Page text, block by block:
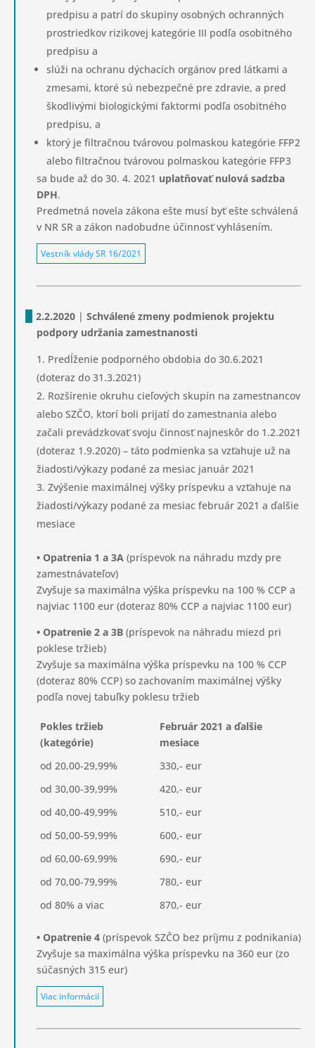
predpisu a patrí do skupiny osobných ochranných
prostriedkov rizikovej kategórie III podľa osobitného
predpisu a
slúži na ochranu dýchacích orgánov pred látkami a
zmesami, ktoré sú nebezpečné pre zdravie, a pred
škodlivými biologickými faktormi podľa osobitného
predpisu, a
ktorý je filtračnou tvárovou polmaskou kategórie FFP2
alebo filtračnou tvárovou polmaskou kategórie FFP3
sa bude až do 30. 4. 2021 uplatňovať nulová sadzba
DPH.
Predmetná novela zákona ešte musí byť ešte schválená
v NR SR a zákon nadobudne účinnosť vyhlásením.
Vestník vlády SR 16/2021
2.2.2020 | Schválené zmeny podmienok projektu
podpory udržania zamestnanosti
Predĺženie podporného obdobia do 30.6.2021
(doteraz do 31.3.2021)
Rozšírenie okruhu cieľových skupín na zamestnancov
alebo SZČO, ktorí boli prijatí do zamestnania alebo
začali prevádzkovať svoju činnosť najneskôr do 1.2.2021
(doteraz 1.9.2020) – táto podmienka sa vzťahuje už na
žiadosti/výkazy podané za mesiac január 2021
Zvýšenie maximálnej výšky príspevku a vzťahuje na
žiadosti/výkazy podané za mesiac február 2021 a ďalšie
mesiace
• Opatrenia 1 a 3A (príspevok na náhradu mzdy pre
zamestnávateľov)
Zvyšuje sa maximálna výška príspevku na 100 % CCP a
najviac 1100 eur (doteraz 80% CCP a najviac 1100 eur)
• Opatrenie 2 a 3B (príspevok na náhradu miezd pri
poklese tržieb)
Zvyšuje sa maximálna výška príspevku na 100 % CCP
(doteraz 80% CCP) so zachovaním maximálnej výšky
podľa novej tabuľky poklesu tržieb
Pokles tržieb
(kategórie)
Február 2021 a ďalšie
mesiace
od 20,00-29,99%
330,- eur
od 30,00-39,99%
420,- eur
od 40,00-49,99%
510,- eur
od 50,00-59,99%
600,- eur
od 60,00-69,99%
690,- eur
od 70,00-79,99%
780,- eur
od 80% a viac
870,- eur
• Opatrenie 4 (príspevok SZČO bez príjmu z podnikania)
Zvyšuje sa maximálna výška príspevku na 360 eur (zo
súčasných 315 eur)
Viac informácií